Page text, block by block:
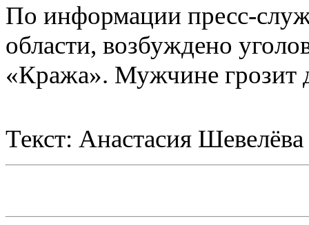
По информации пресс-
области, возбуждено
«Кража». Мужчине грозит
Текст: Анастасия Шевелёва